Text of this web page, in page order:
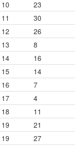
10
23
11
30
12
26
13
8
14
16
15
14
16
7
17
4
18
11
19
21
19
27